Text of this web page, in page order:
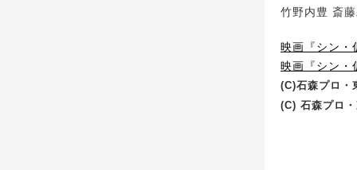
竹野内豊 斎
映画『シン・
映画『シン・
(C)石森プロ・
(C) 石森プロ